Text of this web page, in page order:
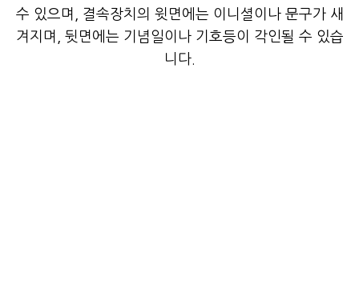
수 있으며, 결속장치의 윗면에는 이니셜이나 문구가 새
겨지며, 뒷면에는 기념일이나 기호등이 각인될 수 있습
니다.